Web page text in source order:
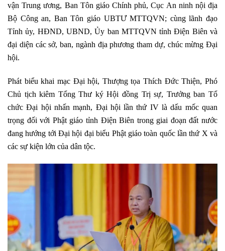
vận Trung ương, Ban Tôn giáo Chính phủ, Cục An ninh nội địa
Bộ Công an, Ban Tôn giáo UBTƯ MTTQVN; cùng lãnh đạo
Tỉnh ủy, HĐND, UBND, Ủy ban MTTQVN tỉnh Điện Biên và
đại diện các sở, ban, ngành địa phương tham dự, chúc mừng Đại
hội.
Phát biểu khai mạc Đại hội, Thượng tọa Thích Đức Thiện, Phó
Chủ tịch kiêm Tổng Thư ký Hội đồng Trị sự, Trưởng ban Tổ
chức Đại hội nhấn mạnh, Đại hội lần thứ IV là dấu mốc quan
trọng đối với Phật giáo tỉnh Điện Biên trong giai đoạn đất nước
đang hướng tới Đại hội đại biểu Phật giáo toàn quốc lần thứ X và
các sự kiện lớn của dân tộc.